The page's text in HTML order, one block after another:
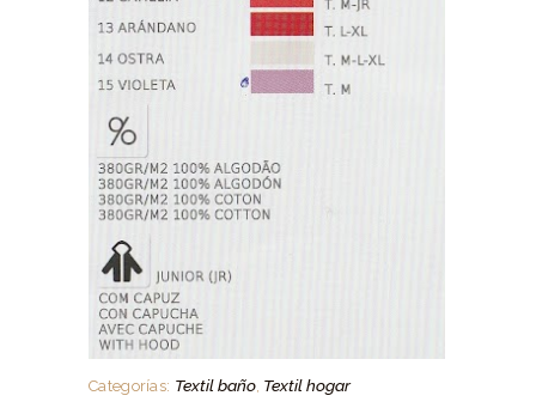
Categorías: Textil baño, Textil hogar